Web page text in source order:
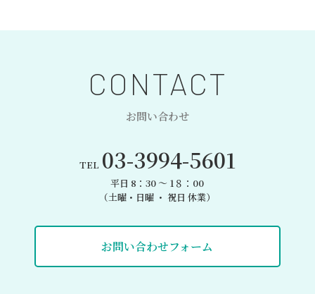
CONTACT
お問い合わせ
TEL 03-3994-5601
平日 8：30 〜 1８：00
（土曜・日曜 ・ 祝日 休業）
お問い合わせフォーム